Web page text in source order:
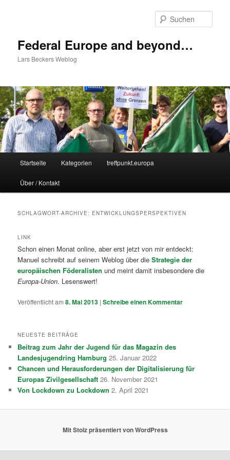
Federal Europe and beyond…
Lars Beckers Weblog
Startseite Kategorien treffpunkt.europa
Über / Kontakt
SCHLAGWORT-ARCHIVE: ENTWICKLUNGSPERSPEKTIVEN
LINK
Schon einen Monat online, aber erst jetzt von mir entdeckt:
Manuel schreibt auf seinem Weblog über dieStrategie der
europäischen Föderalisten und meint damit insbesondere die
Europa-Union. Lesenswert!
Veröffentlicht am8. Mai 2013 |Schreibe einen Kommentar
NEUESTE BEITRÄGE
Beitrag zum Jahr der Jugend für das Magazin des
Landesjugendring Hamburg 25. Januar 2022
Chancen und Herausforderungen der Digitalisierung für
Europas Zivilgesellschaft 26. November 2021
Von Lockdown zu Lockdown 2. April 2021
Mit Stolz präsentiert von WordPress